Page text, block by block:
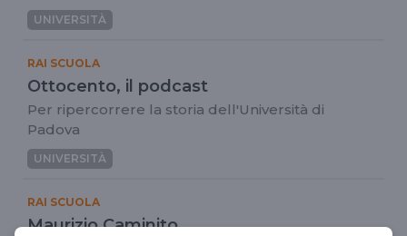
Cattolica
UNIVERSITÀ
RAI SCUOLA
Ottocento, il podcast
Per ripercorrere la storia dell'Università di
Padova
UNIVERSITÀ
RAI SCUOLA
Maurizio Caminito